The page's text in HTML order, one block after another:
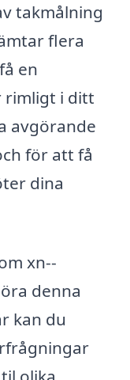
takmålning
flera
en
rimligt i ditt
avgörande
för att få
dina
xn--
denna
kan du